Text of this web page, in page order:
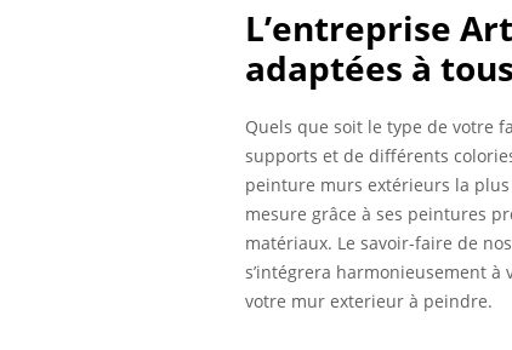
L’entreprise
adaptées à
Quels que soit le type de votre
supports et de différents
peinture murs extérieurs la
mesure grâce à ses peintures
matériaux. Le savoir-faire de
s’intégrera harmonieusement
votre mur exterieur à peindre.